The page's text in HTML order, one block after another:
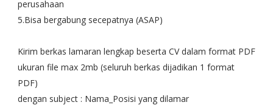
perusahaan
5.Bisa bergabung secepatnya (ASAP)
Kirim berkas lamaran lengkap beserta CV dalam format PDF
ukuran file max 2mb (seluruh berkas dijadikan 1 format
PDF)
dengan subject : Nama_Posisi yang dilamar